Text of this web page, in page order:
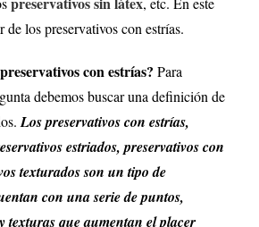
de los preservativos con estrías.
con estrías? Para
debemos buscar una definición de
Los preservativos con estrías,
estriados, preservativos con
texturados son un tipo de
con una serie de puntos,
texturas que aumentan el placer